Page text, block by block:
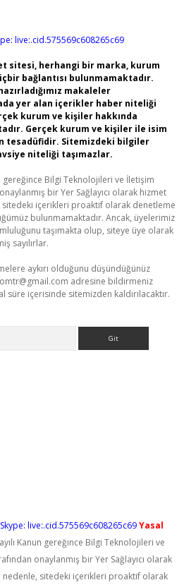
live:.cid.575569c608265c69
sitesi, herhangi bir marka, kurum
bağlantısı bulunmamaktadır.
makaleler
yer alan içerikler haber niteliği
kurum ve kişiler hakkında
Gerçek kurum ve kişiler ile isim
tesadüfidir. Sitemizdeki bilgiler
niteliği taşımazlar.
gereğince Bilgi Teknolojileri ve İletişim
bir Yer Sağlayıcı olarak hizmet
içerikleri proaktif olarak denetleme
bulunmamaktadır. Ancak, üyelerimiz
taşımakta olup, siteye üye olarak
sayılırlar.
aykırı olduğunu düşündüğünüz
adresine bildirmeniz
süre içerisinde sitemizden kaldırılacaktır.
Skype: live:.cid.575569c608265c69Yasal
Kanun gereğince Bilgi Teknolojileri ve
onaylanmış bir Yer Sağlayıcı olarak
nedenle, sitedeki içerikleri proaktif olarak